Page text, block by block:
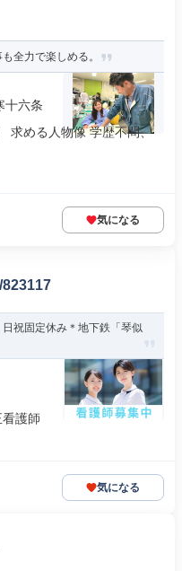
全力で楽しめる。
十六条
求める人物像 学歴不問、
気になる
823117
日祝固定休み＊地下鉄「琴似
護師
気になる